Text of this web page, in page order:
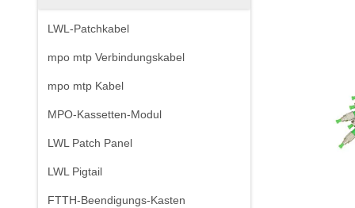
LWL-Patchkabel
mpo mtp Verbindungskabel
mpo mtp Kabel
MPO-Kassetten-Modul
LWL Patch Panel
LWL Pigtail
FTTH-Beendigungs-Kasten